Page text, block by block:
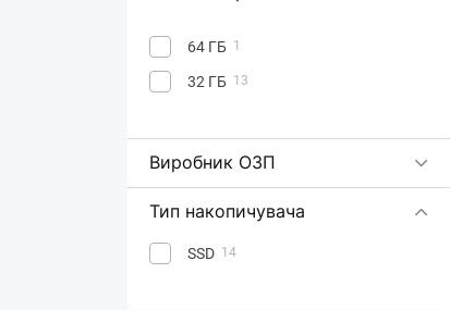
64 ГБ 1
32 ГБ 13
Виробник ОЗП
Тип накопичувача
SSD 14